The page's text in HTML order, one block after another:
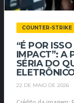
COUNTER-STRIKE
“É POR
IMPACT”: A
SÉRIA DO
22 DE MAIO DE 2026